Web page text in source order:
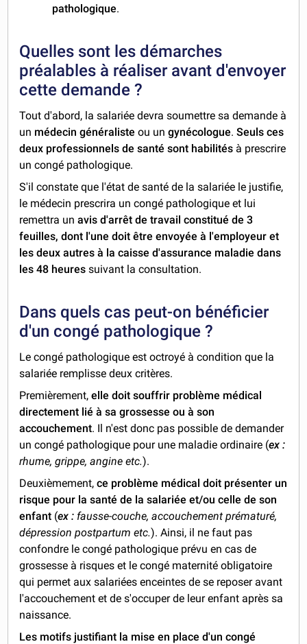
pathologique.
Quelles sont les démarches
préalables à réaliser avant d'envoyer
cette demande ?
Tout d'abord, la salariée devra soumettre sa demande à
un médecin généralisteou ungynécologue.Seuls ces
deux professionnels de santé sont habilités à prescrire
un congé pathologique.
S'il constate que l'état de santé de la salariée le justifie,
le médecin prescrira un congé pathologique et lui
remettra unavis d'arrêt de travail constitué de 3
feuilles, dont l'une doit être envoyée à l'employeur et
les deux autres à la caisse d'assurance maladie dans
les 48 heures suivant la consultation.
Dans quels cas peut-on bénéficier
d'un congé pathologique ?
Le congé pathologique est octroyé à condition que la
salariée remplisse deux critères.
Premièrement,elle doit souffrir problème médical
directement lié à sa grossesse ou à son
accouchement. Il n'est donc pas possible de demander
un congé pathologique pour une maladie ordinaire (ex :
rhume, grippe, angine etc.).
Deuxièmement,ce problème médical doit présenter un
risque pour la santé de la salariée et/ou celle de son
enfant (ex : fausse-couche, accouchement prématuré,
dépression postpartum etc.). Ainsi, il ne faut pas
confondre le congé pathologique prévu en cas de
grossesse à risques et le congé maternité obligatoire
qui permet aux salariées enceintes de se reposer avant
l'accouchement et de s'occuper de leur enfant après sa
naissance.
Les motifs justifiant la mise en place d'un congé